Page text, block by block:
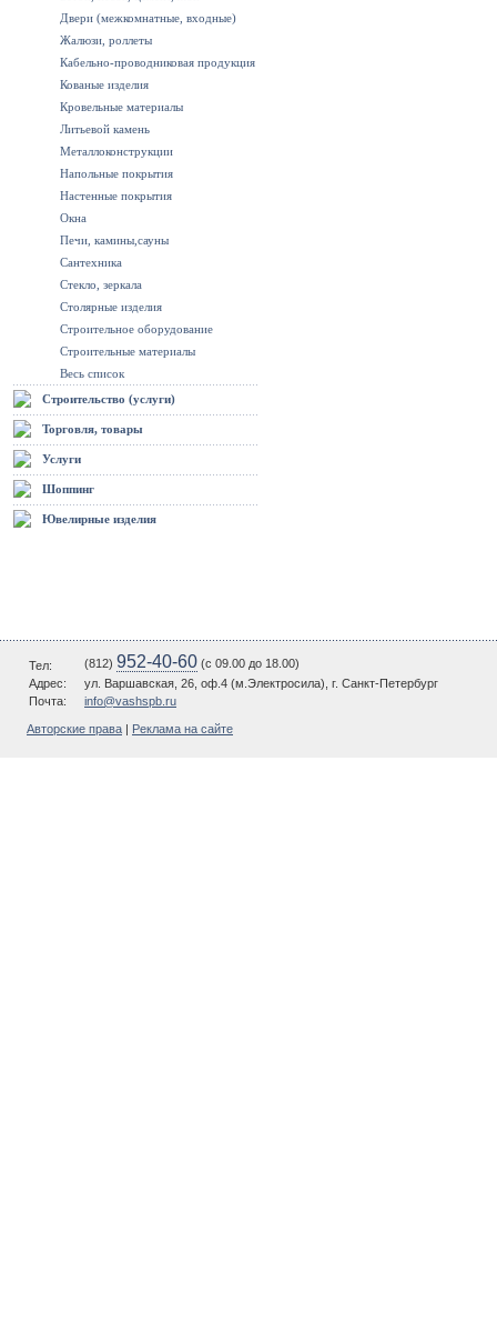
Двери (межкомнатные, входные)
Жалюзи, роллеты
Кабельно-проводниковая продукция
Кованые изделия
Кровельные материалы
Литьевой камень
Металлоконструкции
Напольные покрытия
Настенные покрытия
Окна
Печи, камины,сауны
Сантехника
Стекло, зеркала
Столярные изделия
Строительное оборудование
Строительные материалы
Весь список
Строительство (услуги)
Торговля, товары
Услуги
Шоппинг
Ювелирные изделия
Тел: (812) 952-40-60 (c 09.00 до 18.00)
Адрес:
ул. Варшавская, 26, оф.4 (м.Электросила), г. Санкт-Петербург
Почта:
info@vashspb.ru
Авторские права Реклама на сайте